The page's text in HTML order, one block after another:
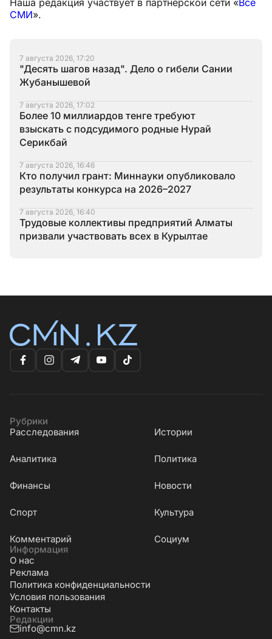
Наша редакция участвует в партнёрской сети «Все
СМИ».
7 августа 2026, 17:20
"Десять шагов назад". Дело о гибели Сании
Жубанышевой
7 августа 2026, 17:02
Более 10 миллиардов тенге требуют
взыскать с подсудимого родные Нурай
Серикбай
7 августа 2026, 16:46
Кто получил грант: Миннауки опубликовало
результаты конкурса на 2026–2027
7 августа 2026, 16:40
Трудовые коллективы предприятий Алматы
призвали участвовать всех в Курылтае
Рубрики
Расследования
Истории
Аналитика Политика
Финансы Новости
Cпорт Культура
Комментарий
Социум
Информация
О нас
Реклама
Политика конфиденциальности
Условия пользования
Контакты
Редакции
info@cmn.kz